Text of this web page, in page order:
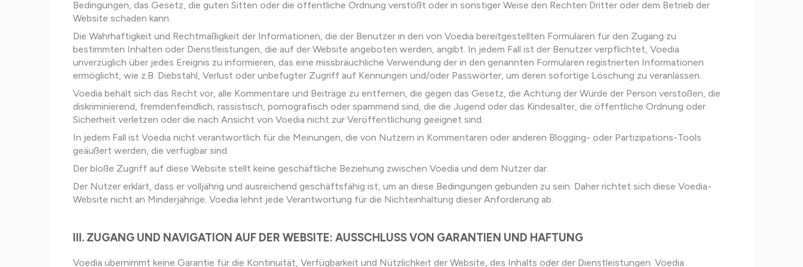
Bedingungen, das Gesetz, die guten Sitten oder die öffentliche Ordnung verstößt oder in sonstiger Weise den Rechten Dritter oder dem Betrieb der
Website schaden kann.
Die Wahrhaftigkeit und Rechtmäßigkeit der Informationen, die der Benutzer in den von Voedia bereitgestellten Formularen für den Zugang zu
bestimmten Inhalten oder Dienstleistungen, die auf der Website angeboten werden, angibt. In jedem Fall ist der Benutzer verpflichtet, Voedia
unverzüglich über jedes Ereignis zu informieren, das eine missbräuchliche Verwendung der in den genannten Formularen registrierten Informationen
ermöglicht, wie z.B. Diebstahl, Verlust oder unbefugter Zugriff auf Kennungen und/oder Passwörter, um deren sofortige Löschung zu veranlassen.
Voedia behält sich das Recht vor, alle Kommentare und Beiträge zu entfernen, die gegen das Gesetz, die Achtung der Würde der Person verstoßen, die
diskriminierend, fremdenfeindlich, rassistisch, pornografisch oder spammend sind, die die Jugend oder das Kindesalter, die öffentliche Ordnung oder
Sicherheit verletzen oder die nach Ansicht von Voedia nicht zur Veröffentlichung geeignet sind.
In jedem Fall ist Voedia nicht verantwortlich für die Meinungen, die von Nutzern in Kommentaren oder anderen Blogging- oder Partizipations-Tools
geäußert werden, die verfügbar sind.
Der bloße Zugriff auf diese Website stellt keine geschäftliche Beziehung zwischen Voedia und dem Nutzer dar.
Der Nutzer erklärt, dass er volljährig und ausreichend geschäftsfähig ist, um an diese Bedingungen gebunden zu sein. Daher richtet sich diese Voedia-
Website nicht an Minderjährige. Voedia lehnt jede Verantwortung für die Nichteinhaltung dieser Anforderung ab.
III. ZUGANG UND NAVIGATION AUF DER WEBSITE: AUSSCHLUSS VON GARANTIEN UND HAFTUNG
Voedia übernimmt keine Garantie für die Kontinuität, Verfügbarkeit und Nützlichkeit der Website, des Inhalts oder der Dienstleistungen. Voedia